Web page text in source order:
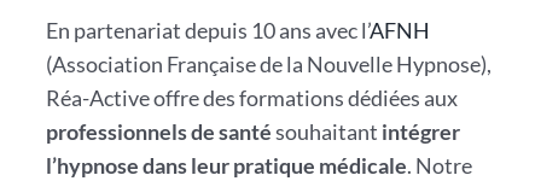
En partenariat depuis 10 ans avec l’AFNH
(Association Française de la Nouvelle Hypnose),
Réa-Active offre des formations dédiées aux
professionnels de santésouhaitant intégrer
l’hypnose dans leur pratique médicale. Notre